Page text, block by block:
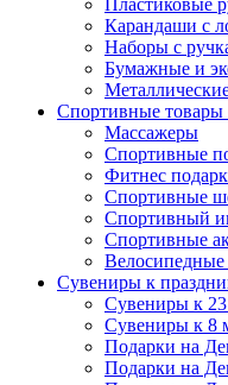
Пластиковые
Карандаши с
Наборы с
Бумажные и
Спортивные товары
Массажеры
Спортивные
Фитнес
Спортивные
Спортивный
Спортивные
Велосипедные
Сувениры к
Сувениры к 23
Сувениры к 8
Подарки на
Подарки на